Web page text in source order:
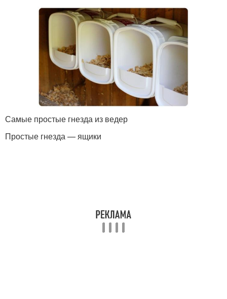
Самые простые гнезда из ведер
Простые гнезда — ящики